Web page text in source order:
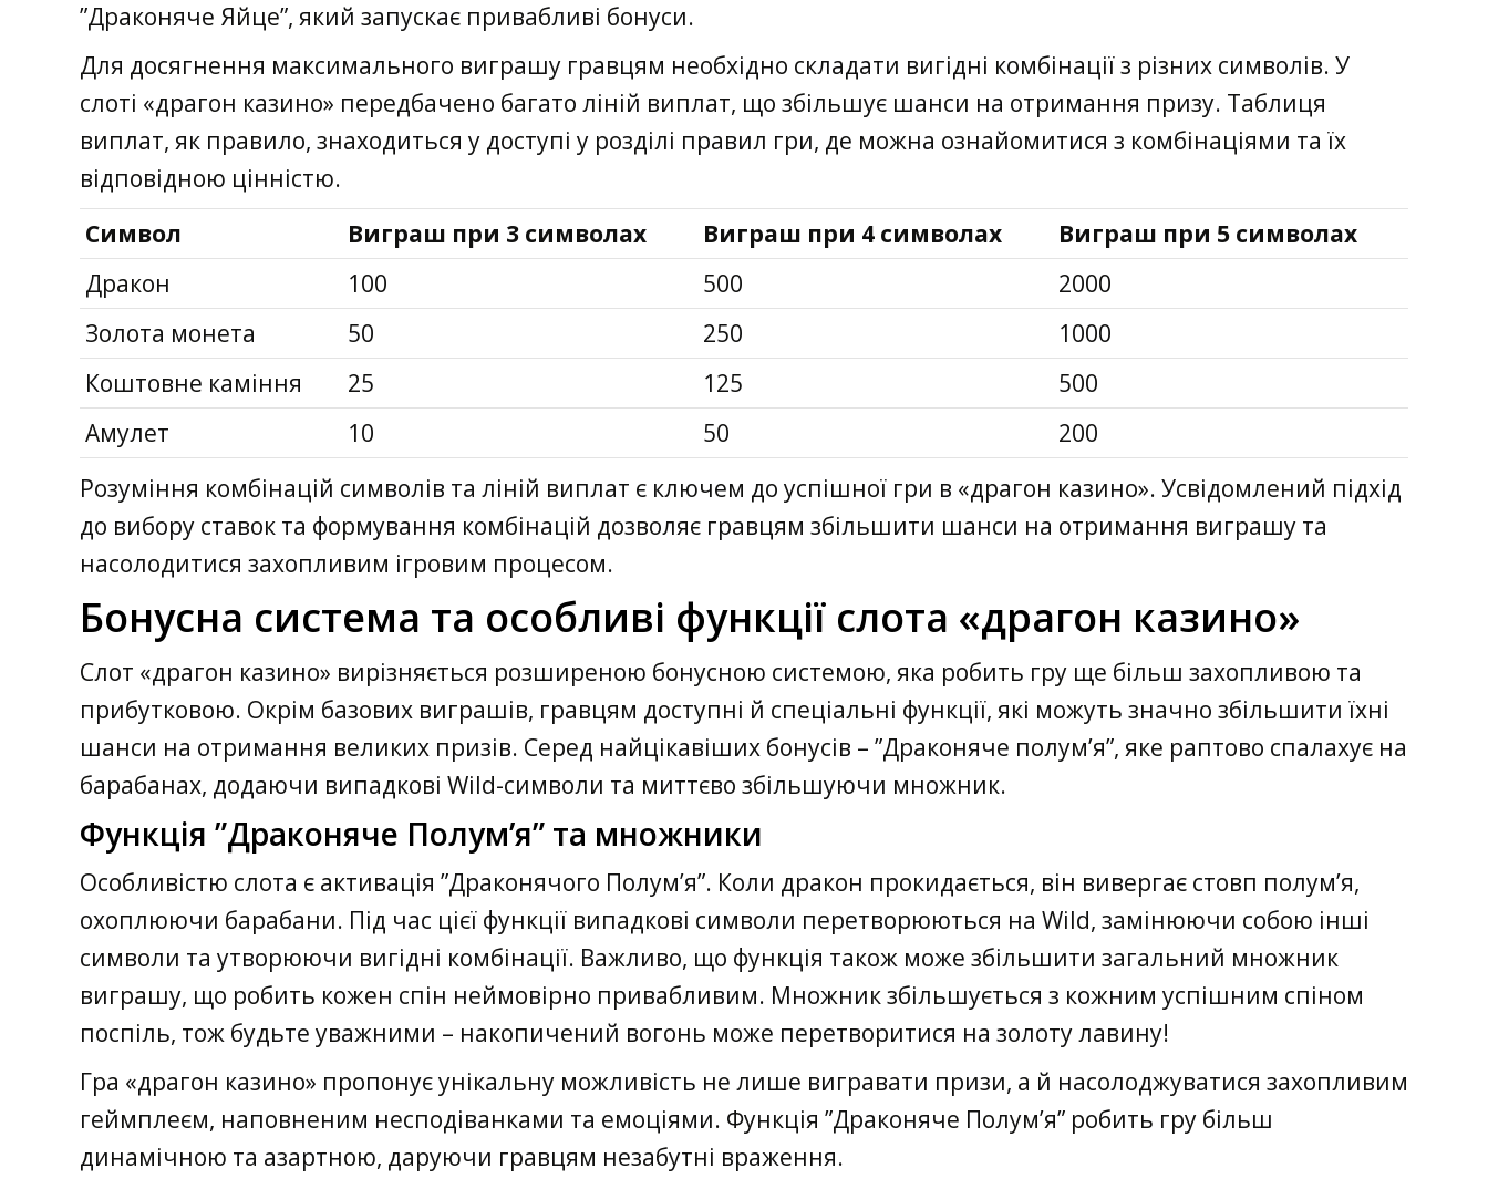
”Драконяче Яйце”, який запускає привабливі бонуси.
Для досягнення максимального виграшу гравцям необхідно складати вигідні комбінації з різних символів. У
слоті «драгон казино» передбачено багато ліній виплат, що збільшує шанси на отримання призу. Таблиця
виплат, як правило, знаходиться у доступі у розділі правил гри, де можна ознайомитися з комбінаціями та їх
відповідною цінністю.
Символ
Виграш при 3 символах Виграш при 4 символах
Виграш при 5 символах
Дракон
100 500
2000
Золота монета
50 250
1000
Коштовне каміння
25 125
500
Амулет
10 50
200
Розуміння комбінацій символів та ліній виплат є ключем до успішної гри в «драгон казино». Усвідомлений підхід
до вибору ставок та формування комбінацій дозволяє гравцям збільшити шанси на отримання виграшу та
насолодитися захопливим ігровим процесом.
Бонусна система та особливі функції слота «драгон казино»
Слот «драгон казино» вирізняється розширеною бонусною системою, яка робить гру ще більш захопливою та
прибутковою. Окрім базових виграшів, гравцям доступні й спеціальні функції, які можуть значно збільшити їхні
шанси на отримання великих призів. Серед найцікавіших бонусів – ”Драконяче полум’я”, яке раптово спалахує на
барабанах, додаючи випадкові Wild-символи та миттєво збільшуючи множник.
Функція ”Драконяче Полум’я” та множники
Особливістю слота є активація ”Драконячого Полум’я”. Коли дракон прокидається, він вивергає стовп полум’я,
охоплюючи барабани. Під час цієї функції випадкові символи перетворюються на Wild, замінюючи собою інші
символи та утворюючи вигідні комбінації. Важливо, що функція також може збільшити загальний множник
виграшу, що робить кожен спін неймовірно привабливим. Множник збільшується з кожним успішним спіном
поспіль, тож будьте уважними – накопичений вогонь може перетворитися на золоту лавину!
Гра «драгон казино» пропонує унікальну можливість не лише вигравати призи, а й насолоджуватися захопливим
геймплеєм, наповненим несподіванками та емоціями. Функція ”Драконяче Полум’я” робить гру більш
динамічною та азартною, даруючи гравцям незабутні враження.